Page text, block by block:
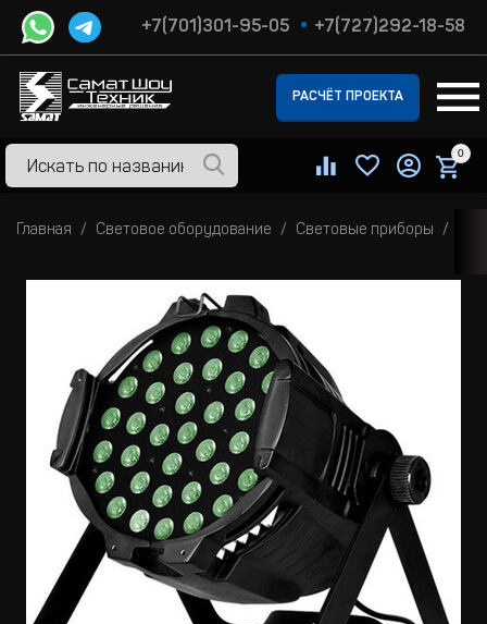
+7(701)301-95-05 +7(727)292-18-58
РАСЧЁТ ПРОЕКТА
0
Главная Световое оборудование Световые приборы